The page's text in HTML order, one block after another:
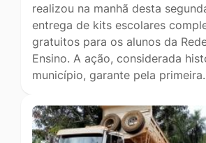
realizou na manhã desta
entrega de kits escolares
gratuitos para os alunos da
Ensino. A ação, considerada
município, garante pela